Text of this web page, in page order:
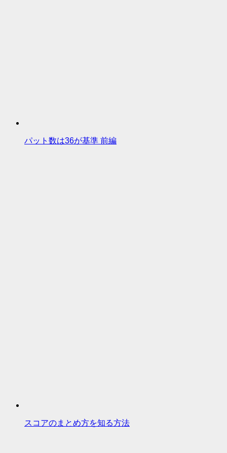
パット数は36が基準 前編
スコアのまとめ方を知る方法